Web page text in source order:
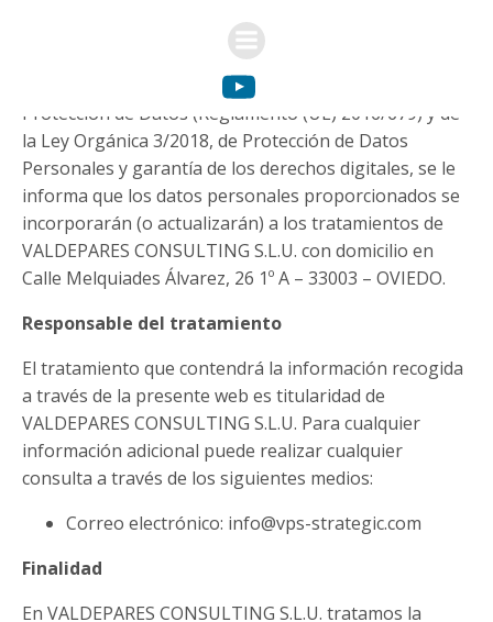
A los efectos previstos en el Reglamento General de
Protección de Datos (Reglamento (UE) 2016/679) y de
la Ley Orgánica 3/2018, de Protección de Datos
Personales y garantía de los derechos digitales, se le
informa que los datos personales proporcionados se
incorporarán (o actualizarán) a los tratamientos de
VALDEPARES CONSULTING S.L.U. con domicilio en
Calle Melquiades Álvarez, 26 1º A – 33003 – OVIEDO.
Responsable del tratamiento
El tratamiento que contendrá la información recogida
a través de la presente web es titularidad de
VALDEPARES CONSULTING S.L.U. Para cualquier
información adicional puede realizar cualquier
consulta a través de los siguientes medios:
Correo electrónico: info@vps-strategic.com
Finalidad
En VALDEPARES CONSULTING S.L.U. tratamos la